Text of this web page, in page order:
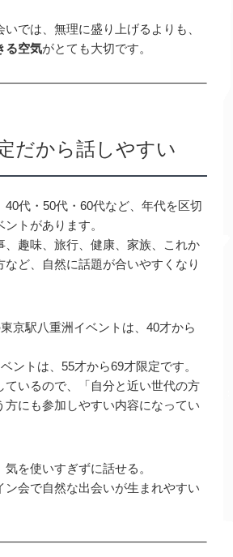
では、無理に盛り上げるよりも、
る空気がとても大切です。
だから話しやすい
40代・50代・60代など、年代を区切
トがあります。
、趣味、旅行、健康、家族、これか
など、自然に話題が合いやすくなり
京駅八重洲イベントは、40才から
ントは、55才から69才限定です。
ているので、「自分と近い世代の方
方にも参加しやすい内容になってい
を使いすぎずに話せる。
ン会で自然な出会いが生まれやすい